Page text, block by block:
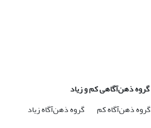
کم و زیاد
گروه ذهن‌آگاه کم
گروه ذهن‌آگاه زیاد